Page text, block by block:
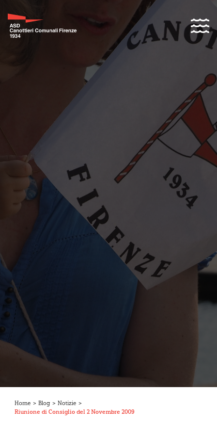
Home > Blog > Notizie >
Riunione di Consiglio del 2 Novembre 2009